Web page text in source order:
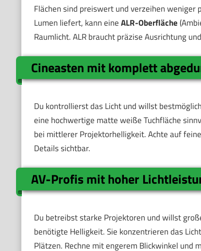
Flächen sind preiswert und verzeihen
Lumen liefert, kann eineALR-Oberfläche
Raumlicht. ALR braucht präzise Ausrichtung
Cineasten mit komplett
Du kontrollierst das Licht und willst
eine hochwertige matte weiße Tuchfläche
bei mittlerer Projektorhelligkeit. Achte auf
Details sichtbar.
AV-Profis mit hoher
Du betreibst starke Projektoren und willst
benötigte Helligkeit. Sie konzentrieren das
Plätzen. Rechne mit engerem Blickwinkel und